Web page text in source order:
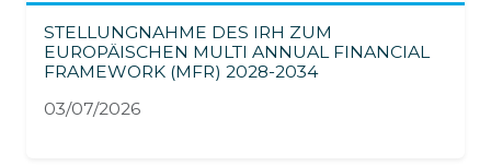
STELLUNGNAHME DES IRH ZUM
EUROPÄISCHEN MULTI ANNUAL FINANCIAL
FRAMEWORK (MFR) 2028-2034
03/07/2026